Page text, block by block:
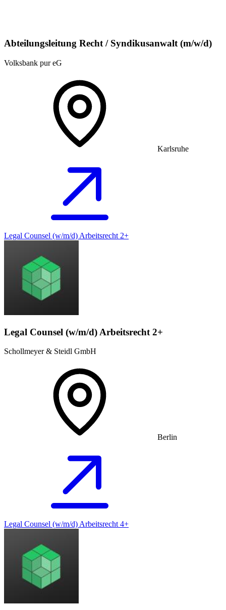
Abteilungsleitung Recht / Syndikusanwalt (m/w/d)
Volksbank pur eG
Karlsruhe
Legal Counsel (w/m/d) Arbeitsrecht 2+
Legal Counsel (w/m/d) Arbeitsrecht 2+
Schollmeyer & Steidl GmbH
Berlin
Legal Counsel (w/m/d) Arbeitsrecht 4+